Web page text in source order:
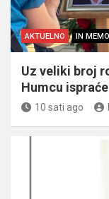
AKTUELNO IN
Uz veliki broj
Humcu
10 sati ago